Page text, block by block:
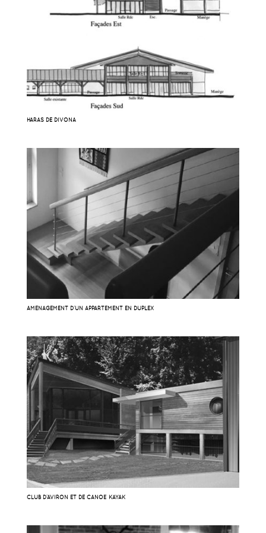
HARAS DE DIVONA
AMÉNAGEMENT D’UN APPARTEMENT EN DUPLEX
CLUB D’AVIRON ET DE CANOË KAYAK